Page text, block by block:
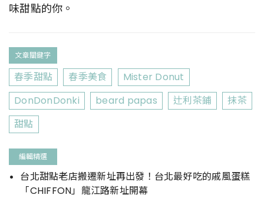
味甜點的你。
文章關鍵字
春季甜點 春季美食
Mister Donut
DonDonDonki
beard papas 辻利茶鋪
抹茶
甜點
編輯精選
台北甜點老店搬遷新址再出發！台北最好吃的戚風蛋糕
「CHIFFON」龍江路新址開幕